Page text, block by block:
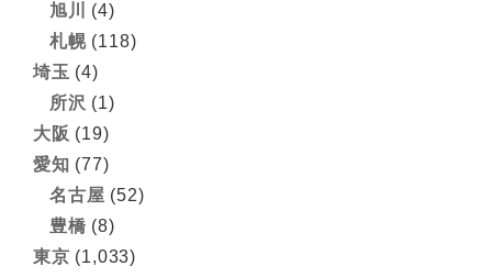
旭川
(4)
札幌(118)
埼玉 (4)
所沢 (1)
大阪 (19)
愛知 (77)
名古屋 (52)
豊橋 (8)
東京 (1,033)